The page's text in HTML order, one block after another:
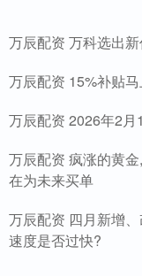
万辰配资 万科选出
万辰配资 15%补贴
万辰配资 2026年2
万辰配资 疯涨的黄
在为未来买单
万辰配资 四月新增
速度是否过快?